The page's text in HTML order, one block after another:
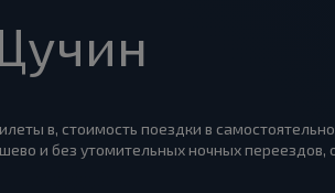
в, стоимость поездки в
и без утомительных ночных переездов,